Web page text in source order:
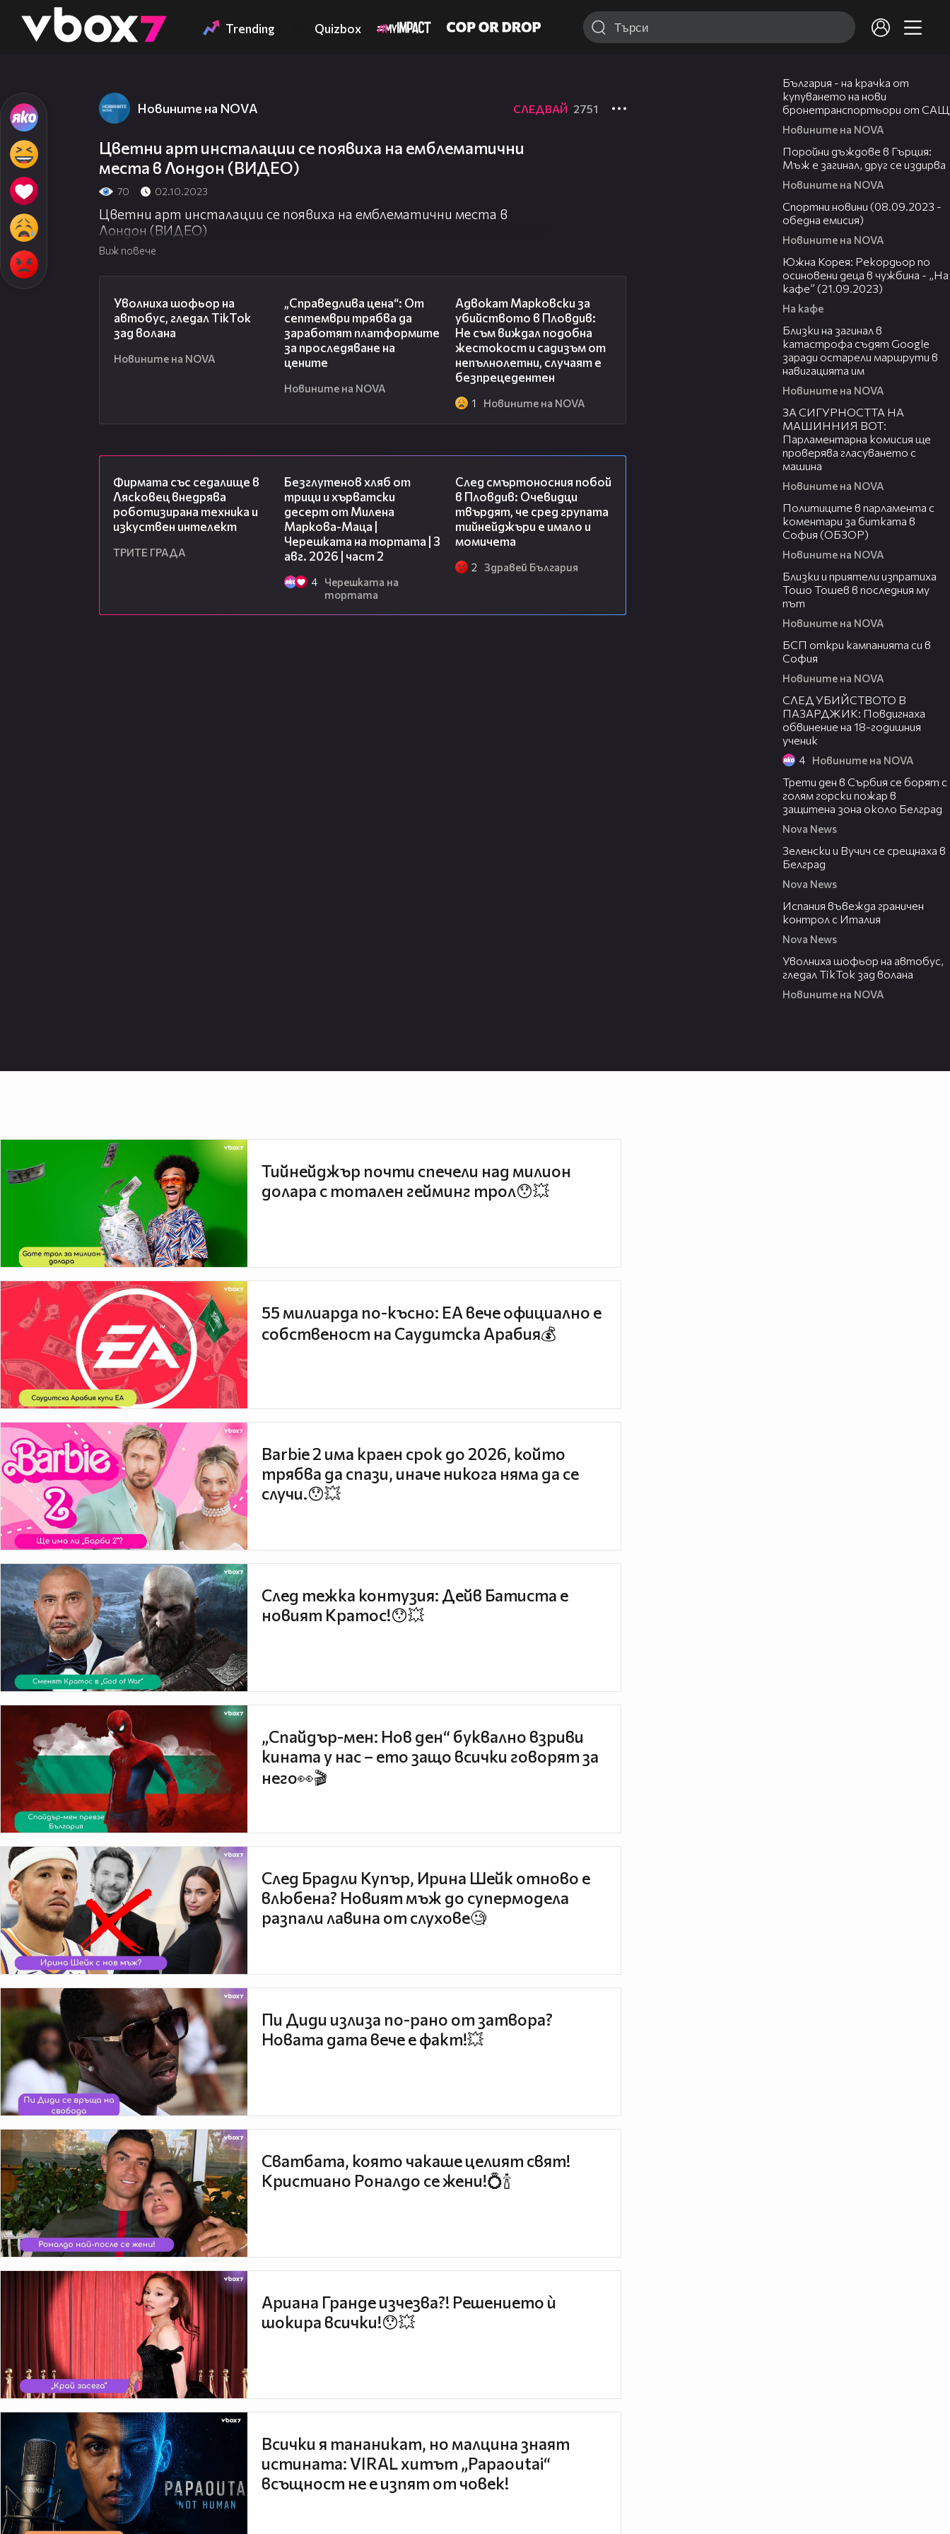
👾 Trending Quizbox
Новините на NOVA СЛЕДВАЙ 2751
Цветни арт инсталации се появиха на емблематични
места в Лондон (ВИДЕО)
70 02.10.2023
Цветни арт инсталации се появиха на емблематични места в
Лондон (ВИДЕО)
Виж повече
Уволниха шофьор на
автобус, гледал TikTok
зад волана
Новините на NOVA
„Справедлива цена“: От
септември трябва да
заработят платформите
за проследяване на
цените
Новините на NOVA
Адвокат Марковски за
убийството в Пловдив:
Не съм виждал подобна
жестокост и садизъм от
непълнолетни, случаят е
безпрецедентен
1 Новините на NOVA
Фирмата със седалище в
Лясковец внедрява
роботизирана техника и
изкуствен интелект
ТРИТЕ ГРАДА
Безглутенов хляб от
трици и хърватски
десерт от Милена
Маркова-Маца |
Черешката на тортата | 3
авг. 2026 | част 2
4
Черешката на
тортата
След смъртоносния побой
в Пловдив: Очевидци
твърдят, че сред групата
тийнейджъри е имало и
момичета
2 Здравей България
България - на крачка от
купуването на нови
бронетранспортьори от САЩ
Новините на NOVA
Поройни дъждове в Гърция:
Мъж е загинал, друг се издирва
Новините на NOVA
Спортни новини (08.09.2023 -
обедна емисия)
Новините на NOVA
Южна Корея: Рекордьор по
осиновени деца в чужбина - „На
кафе” (21.09.2023)
На кафе
Близки на загинал в
катастрофа съдят Google
заради остарели маршрути в
навигацията им
Новините на NOVA
ЗА СИГУРНОСТТА НА
МАШИННИЯ ВОТ:
Парламентарна комисия ще
проверява гласуването с
машина
Новините на NOVA
Политиците в парламента с
коментари за битката в
София (ОБЗОР)
Новините на NOVA
Близки и приятели изпратиха
Тошо Тошев в последния му
път
Новините на NOVA
БСП откри кампанията си в
София
Новините на NOVA
СЛЕД УБИЙСТВОТО В
ПАЗАРДЖИК: Повдигнаха
обвинение на 18-годишния
ученик
4 Новините на NOVA
Трети ден в Сърбия се борят с
голям горски пожар в
защитена зона около Белград
Nova News
Зеленски и Вучич се срещнаха в
Белград
Nova News
Испания въвежда граничен
контрол с Италия
Nova News
Уволниха шофьор на автобус,
гледал TikTok зад волана
Новините на NOVA
Тийнейджър почти спечели над милион
долара с тотален гейминг трол😯💥
55 милиарда по-късно: EA вече официално е
собственост на Саудитска Арабия💰
Barbie 2 има краен срок до 2026, който
трябва да спази, иначе никога няма да се
случи.😯💥
След тежка контузия: Дейв Батиста е
новият Кратос!😯💥
„Спайдър-мен: Нов ден“ буквално взриви
кината у нас – ето защо всички говорят за
него👀🎬
След Брадли Купър, Ирина Шейк отново е
влюбена? Новият мъж до супермодела
разпали лавина от слухове🧐
Пи Диди излиза по-рано от затвора?
Новата дата вече е факт!💥
Сватбата, която чакаше целият свят!
Кристиано Роналдо се жени!💍🍾
Ариана Гранде изчезва?! Решението ѝ
шокира всички!😯💥
Всички я тананикат, но малцина знаят
истината: VIRAL хитът „Papaoutai“
всъщност не е изпят от човек!